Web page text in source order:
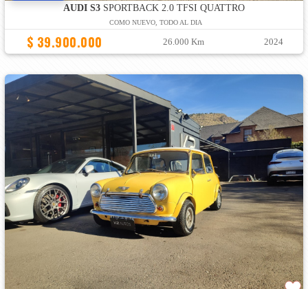
AUDI S3SPORTBACK 2.0 TFSI QUATTRO
COMO NUEVO, TODO AL DIA
$ 39.900.000 26.000 Km 2024